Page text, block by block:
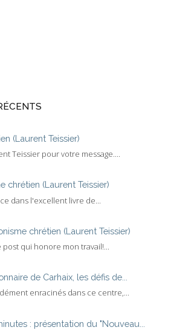
(Laurent Teissier)
Teissier pour votre message....
chrétien (Laurent Teissier)
dans l'excellent livre de...
chrétien (Laurent Teissier)
qui honore mon travail!...
de Carhaix, les défis de...
enracinés dans ce centre,...
: présentation du "Nouveau...